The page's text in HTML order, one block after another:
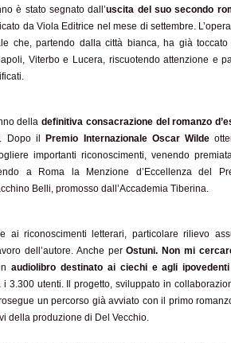
è stato segnato dall’uscita del suo secondo
da Viola Editrice nel mese di settembre.
che, partendo dalla città bianca, ha già toccato
Viterbo e Lucera, riscuotendo attenzione e
delladefinitiva consacrazione del romanzo
. Dopo il Premio Internazionale Oscar Wilde
importanti riconoscimenti, venendo
a Roma la Menzione d’Eccellenza del
Belli, promosso dall’Accademia Tiberina.
ai riconoscimenti letterari, particolare rilievo
dell’autore. Anche perOstuni. Non mi
audiolibro destinato ai ciechi e agli
i 3.300 utenti. Il progetto, sviluppato in
un percorso già avviato con il primo
della produzione di Del Vecchio.